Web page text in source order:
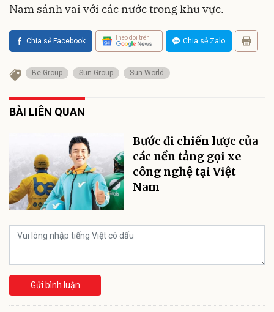
Nam sánh vai với các nước trong khu vực.
Chia sẻ Facebook Theo dõi trên Chia sẻ Zalo
Be Group Sun Group Sun World
BÀI LIÊN QUAN
Bước đi chiến lược của
các nền tảng gọi xe
công nghệ tại Việt
Nam
Gửi bình luận